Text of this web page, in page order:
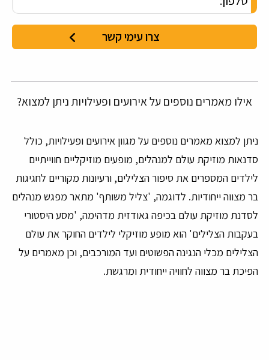
אילו מאמרים נוספים על אירועים ופעילויות ניתן למצוא?
ניתן למצוא מאמרים נוספים על מגוון אירועים ופעילויות, כולל
סדנאות מוזיקת עולם למנהלים, מופעים מוזיקליים חווייתיים
לילדים המספרים את סיפור הצלילים, ורעיונות מקוריים לחגיגות
בר מצווה ייחודיות. לדוגמה, 'צליל משותף' מתאר מפגש מנהלים
לסדנת מוזיקת עולם בכיפה גאודזית מדהימה, 'מסע היסטורי
בעקבות הצלילים' הוא מופע מוזיקלי לילדים החוקר את עולם
הצלילים מכלי הנגינה הפשוטים ועד המורכבים, וכן מאמרים על
הפיכת בר מצווה לחוויה ייחודית ומרגשת.